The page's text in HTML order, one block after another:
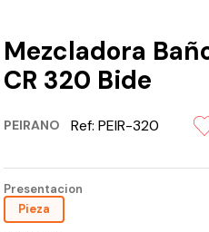
Mezcladora
CR 320 Bide
PEIRANO Ref:PEIR-320
Presentacion
Pieza